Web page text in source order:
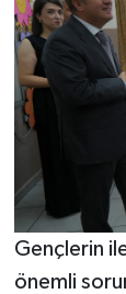
Gençlerin
önemli